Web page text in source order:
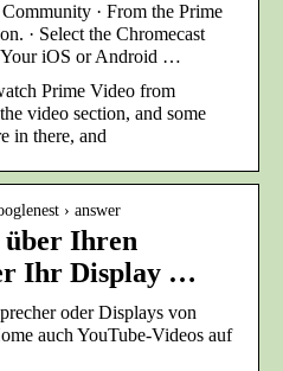
· From the Prime
· Select the Chromecast
Your iOS or Android …
Prime Video from
video section, and some
in there, and
› answer
über Ihren
Ihr Display …
oder Displays von
auch YouTube-Videos auf